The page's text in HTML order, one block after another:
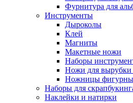
Фурнитура для
Инструменты
Дыроколы
Клей
Магниты
Макетные ножи
Наборы
Ножи для вырубки
Ножницы
Наборы для
Наклейки и натирки